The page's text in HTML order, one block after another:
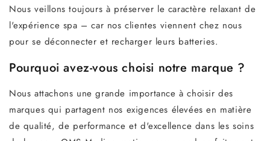
Nous veillons toujours à préserver le caractère relaxant de
l'expérience spa – car nos clientes viennent chez nous
pour se déconnecter et recharger leurs batteries.
Pourquoi avez-vous choisi notre marque ?
Nous attachons une grande importance à choisir des
marques qui partagent nos exigences élevées en matière
de qualité, de performance et d'excellence dans les soins